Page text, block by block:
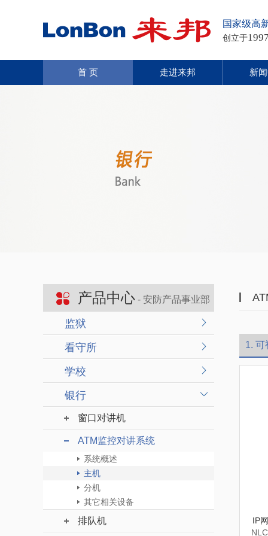
国家级高
创立于
首 页 走进来邦 新
产品中心 - 安防产品事业部
监狱
看守所
学校
银行
窗口对讲机
ATM监控对讲系统
系统概述
主机
分机
其它相关设备
排队机
1. 可
IP